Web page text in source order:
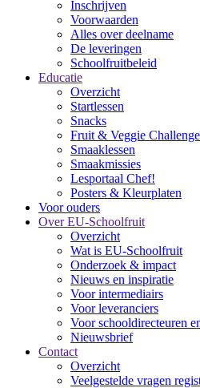
Inschrijven
Voorwaarden
Alles over deelname
De leveringen
Schoolfruitbeleid
Educatie
Overzicht
Startlessen
Snacks
Fruit & Veggie Challenge
Smaaklessen
Smaakmissies
Lesportaal Chef!
Posters & Kleurplaten
Voor ouders
Over EU-Schoolfruit
Overzicht
Wat is EU-Schoolfruit
Onderzoek & impact
Nieuws en inspiratie
Voor intermediairs
Voor leveranciers
Voor schooldirecteuren
Nieuwsbrief
Contact
Overzicht
Veelgestelde vragen